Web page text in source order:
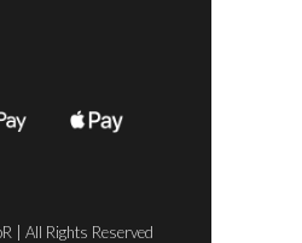
| All Rights Reserved